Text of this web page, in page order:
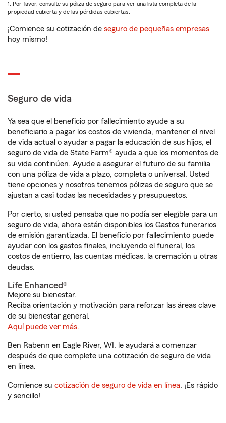
1. Por favor, consulte su póliza de seguro para ver una lista completa de la
propiedad cubierta y de las pérdidas cubiertas.
¡Comience su cotización de seguro de pequeñas empresas
hoy mismo!
Seguro de vida
Ya sea que el beneficio por fallecimiento ayude a su
beneficiario a pagar los costos de vivienda, mantener el nivel
de vida actual o ayudar a pagar la educación de sus hijos, el
seguro de vida de State Farm® ayuda a que los momentos de
su vida continúen. Ayude a asegurar el futuro de su familia
con una póliza de vida a plazo, completa o universal. Usted
tiene opciones y nosotros tenemos pólizas de seguro que se
ajustan a casi todas las necesidades y presupuestos.
Por cierto, si usted pensaba que no podía ser elegible para un
seguro de vida, ahora están disponibles los Gastos funerarios
de emisión garantizada. El beneficio por fallecimiento puede
ayudar con los gastos finales, incluyendo el funeral, los
costos de entierro, las cuentas médicas, la cremación u otras
deudas.
Life Enhanced®
Mejore su bienestar.
Reciba orientación y motivación para reforzar las áreas clave
de su bienestar general.
Aquí puede ver más.
Ben Rabenn en Eagle River, WI, le ayudará a comenzar
después de que complete una cotización de seguro de vida
en línea.
Comience su cotización de seguro de vida en línea. ¡Es rápido
y sencillo!